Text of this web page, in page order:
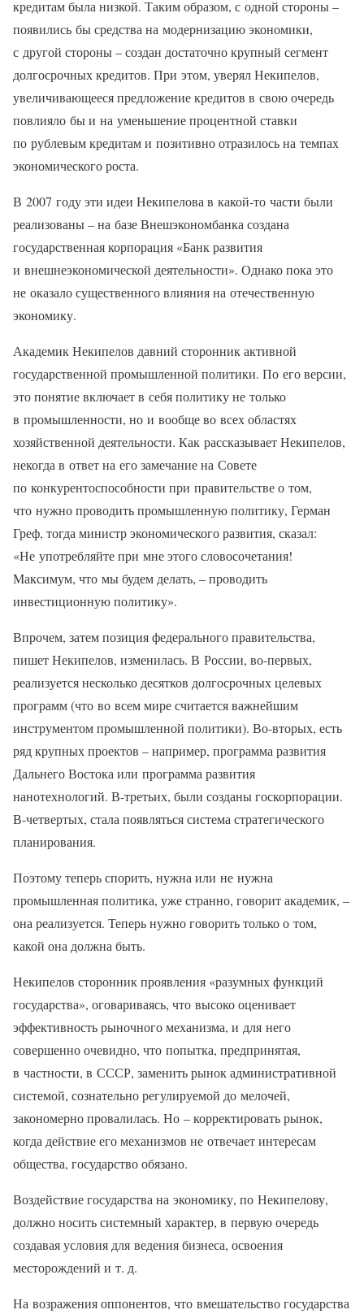
кредитам была низкой. Таким образом, с одной стороны –
появились бы средства на модернизацию экономики,
с другой стороны – создан достаточно крупный сегмент
долгосрочных кредитов. При этом, уверял Некипелов,
увеличивающееся предложение кредитов в свою очередь
повлияло бы и на уменьшение процентной ставки
по рублевым кредитам и позитивно отразилось на темпах
экономического роста.
В 2007 году эти идеи Некипелова в какой-то части были
реализованы – на базе Внешэкономбанка создана
государственная корпорация «Банк развития
и внешнеэкономической деятельности». Однако пока это
не оказало существенного влияния на отечественную
экономику.
Академик Некипелов давний сторонник активной
государственной промышленной политики. По его версии,
это понятие включает в себя политику не только
в промышленности, но и вообще во всех областях
хозяйственной деятельности. Как рассказывает Некипелов,
некогда в ответ на его замечание на Совете
по конкурентоспособности при правительстве о том,
что нужно проводить промышленную политику, Герман
Греф, тогда министр экономического развития, сказал:
«Не употребляйте при мне этого словосочетания!
Максимум, что мы будем делать, – проводить
инвестиционную политику».
Впрочем, затем позиция федерального правительства,
пишет Некипелов, изменилась. В России, во-первых,
реализуется несколько десятков долгосрочных целевых
программ (что во всем мире считается важнейшим
инструментом промышленной политики). Во-вторых, есть
ряд крупных проектов – например, программа развития
Дальнего Востока или программа развития
нанотехнологий. В-третьих, были созданы госкорпорации.
В-четвертых, стала появляться система стратегического
планирования.
Поэтому теперь спорить, нужна или не нужна
промышленная политика, уже странно, говорит академик, –
она реализуется. Теперь нужно говорить только о том,
какой она должна быть.
Некипелов сторонник проявления «разумных функций
государства», оговариваясь, что высоко оценивает
эффективность рыночного механизма, и для него
совершенно очевидно, что попытка, предпринятая,
в частности, в СССР, заменить рынок административной
системой, сознательно регулируемой до мелочей,
закономерно провалилась. Но – корректировать рынок,
когда действие его механизмов не отвечает интересам
общества, государство обязано.
Воздействие государства на экономику, по Некипелову,
должно носить системный характер, в первую очередь
создавая условия для ведения бизнеса, освоения
месторождений и т. д.
На возражения оппонентов, что вмешательство государства